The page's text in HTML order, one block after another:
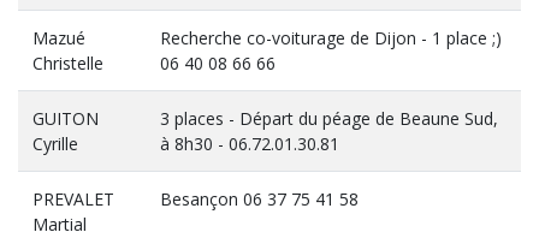
Mazué
Christelle
Recherche co-voiturage de Dijon - 1 place ;)
06 40 08 66 66
GUITON
Cyrille
3 places - Départ du péage de Beaune Sud,
à 8h30 - 06.72.01.30.81
PREVALET
Martial
Besançon 06 37 75 41 58